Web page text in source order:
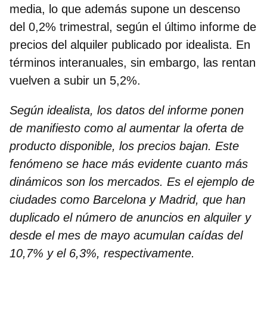
media, lo que además supone un descenso
del 0,2% trimestral, según el último informe de
precios del alquiler publicado por idealista. En
términos interanuales, sin embargo, las rentan
vuelven a subir un 5,2%.
Según idealista, los datos del informe ponen
de manifiesto como al aumentar la oferta de
producto disponible, los precios bajan. Este
fenómeno se hace más evidente cuanto más
dinámicos son los mercados. Es el ejemplo de
ciudades como Barcelona y Madrid, que han
duplicado el número de anuncios en alquiler y
desde el mes de mayo acumulan caídas del
10,7% y el 6,3%, respectivamente.